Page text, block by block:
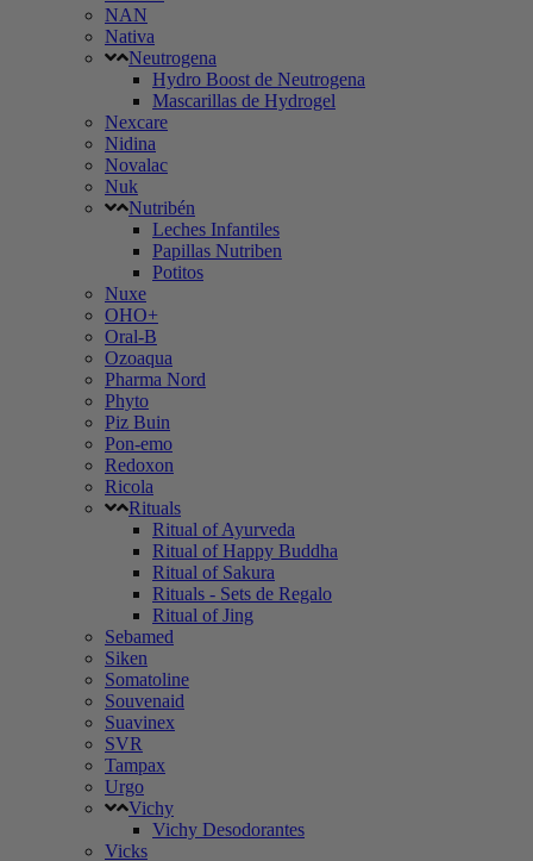
NAN
Nativa
Neutrogena
Hydro Boost de Neutrogena
Mascarillas de Hydrogel
Nexcare
Nidina
Novalac
Nuk
Nutribén
Leches Infantiles
Papillas Nutriben
Potitos
Nuxe
OHO+
Oral-B
Ozoaqua
Pharma Nord
Phyto
Piz Buin
Pon-emo
Redoxon
Ricola
Rituals
Ritual of Ayurveda
Ritual of Happy Buddha
Ritual of Sakura
Rituals - Sets de Regalo
Ritual of Jing
Sebamed
Siken
Somatoline
Souvenaid
Suavinex
SVR
Tampax
Urgo
Vichy
Vichy Desodorantes
Vicks